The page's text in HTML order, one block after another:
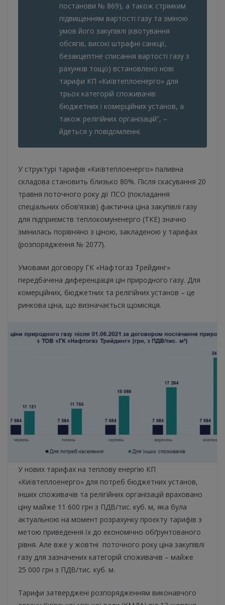
постанови № 869), а також стрімким
підвищенням вартості газу та зміною
умов його закупівлі (квотування
обсягів, високі штрафні санкції,
безакцептне списання вартості газу з
рахунків тощо) встановлено нові
тарифи КП «Київтеплоенерго» для
трьох категорій споживачів:
бюджетних і комерційних установ, а
також релігійних організацій”, –
йдеться у повідомленні.
У структурі тарифів «Київтеплоенерго» паливна
складова становить близько 80%. Після скасування 20
травня поточного року дії ПСО (покладання
спеціальних обов’язків) фактична ціна закупівлі газу
для підприємств теплокомуненерго (ТКЕ) значно
змінилась порівняно з ціною, закладеною у тарифах
(розпорядження № 2077).
Умовами договору ГК «Нафтогаз Трейдинг»
передбачена диференціація цін природного газу. Для
комерційних, бюджетних та релігійних установ – це
ринкова ціна, що визначається щомісяця.
У нових тарифах на теплову енергію КП
«Київтеплоенерго» для потреб бюджетних установ,
інших споживачів та релігійних організацій враховано
ціну майже 11 600 грн з ПДВ/тис. куб. м, яка була
актуальною на момент розрахунку проєкту тарифів з
метою приведення їх до економічно обґрунтованого
рівня. Але вже у жовтні поточного року ціна закупівлі
газу для зазначених категорій споживачів – майже
25 000 грн з ПДВ/тис. куб. м.
Тарифи затверджені розпорядженням виконавчого